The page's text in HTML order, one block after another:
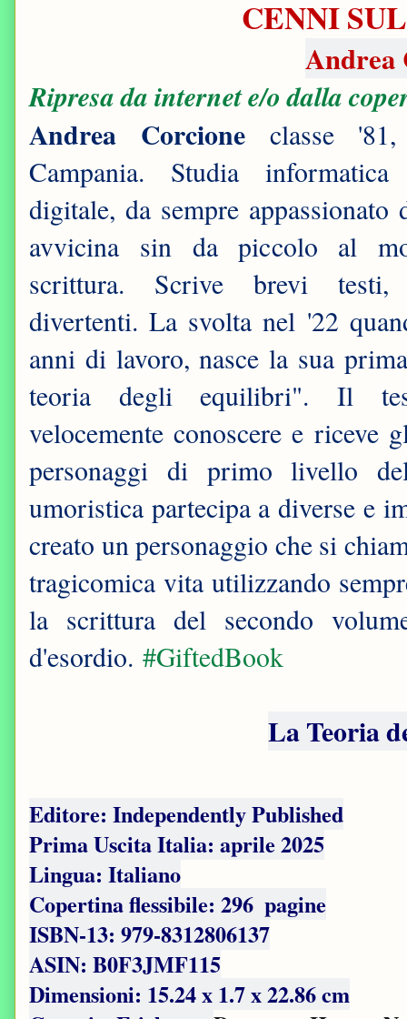
CENNI
Andrea
Ripresa da internet e/o dalla
Andrea Corcioneclasse '81,
Campania. Studia
digitale, da sempre appassionato
avvicina sin da piccolo al
scrittura. Scrive brevi testi,
divertenti. La svolta nel '22
anni di lavoro, nasce la sua
teoria degli equilibri". Il
velocemente conoscere e riceve
personaggi di primo livello
umoristica partecipa a diverse e
creato un personaggio che si
tragicomica vita utilizzando
la scrittura del secondo
d'esordio. #GiftedBook
La Teoria
Editore: Independently Published
Prima Uscita Italia: aprile 2025
Lingua: Italiano
Copertina flessibile: ‏ 296 pagine
ISBN-13: ‎979-8312806137
ASIN: B0F3JMF115
Dimensioni: ‎15.24 x 1.7 x 22.86 cm